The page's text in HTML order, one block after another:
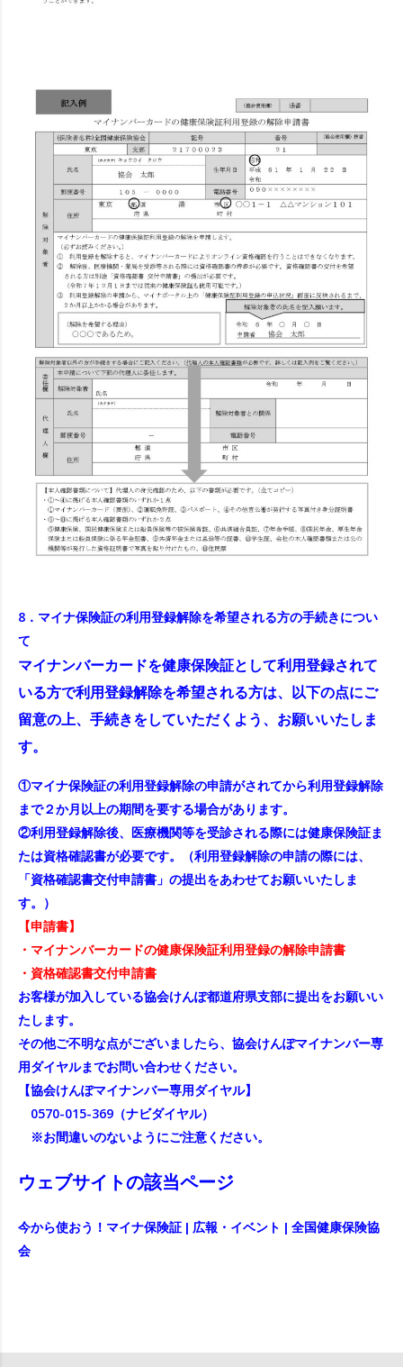
8．マイナ保険証の利用登録解除を希望される方の手続きについ
て
マイナンバーカードを健康保険証として利用登録されて
いる方で利用登録解除を希望される方は、以下の点にご
留意の上、手続きをしていただくよう、お願いいたしま
す。
①マイナ保険証の利用登録解除の申請がされてから利用登録解除
まで２か月以上の期間を要する場合があります。
②利用登録解除後、医療機関等を受診される際には健康保険証ま
たは資格確認書が必要です。（利用登録解除の申請の際には、
「資格確認書交付申請書」の提出をあわせてお願いいたしま
す。）
【申請書】
・ マイナンバーカードの健康保険証利用登録の解除申請書
・ 資格確認書交付申請書
お客様が加入している協会けんぽ都道府県支部に提出をお願いい
たします。
その他ご不明な点がございましたら、協会けんぽマイナンバー専
用ダイヤルまでお問い合わせください。
【協会けんぽマイナンバー専用ダイヤル】
0570-015-369（ナビダイヤル）
※お間違いのないようにご注意ください。
ウェブサイトの該当ページ
今から使おう！マイナ保険証 | 広報・イベント | 全国健康保険協
会